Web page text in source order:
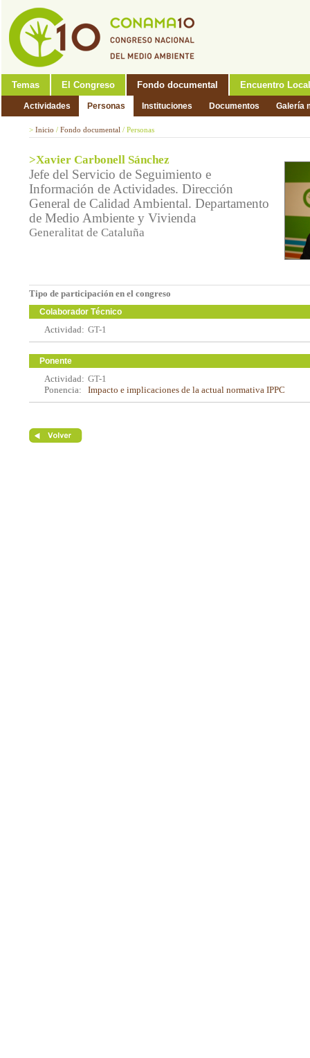
Temas El Congreso Fondo documental Encuentro Local
Actividades Personas Instituciones Documentos Galería
> Inicio / Fondo documental / Personas
>Xavier Carbonell Sánchez
Jefe del Servicio de Seguimiento e
Información de Actividades. Dirección
General de Calidad Ambiental. Departamento
de Medio Ambiente y Vivienda
Generalitat de Cataluña
Tipo de participación en el congreso
Colaborador Técnico
Actividad: GT-1
Ponente
Actividad: GT-1
Ponencia:
Impacto e implicaciones de la actual normativa IPPC